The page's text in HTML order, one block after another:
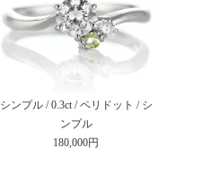
シンプル / 0.3ct / ペリドット / シ
ンプル
180,000円